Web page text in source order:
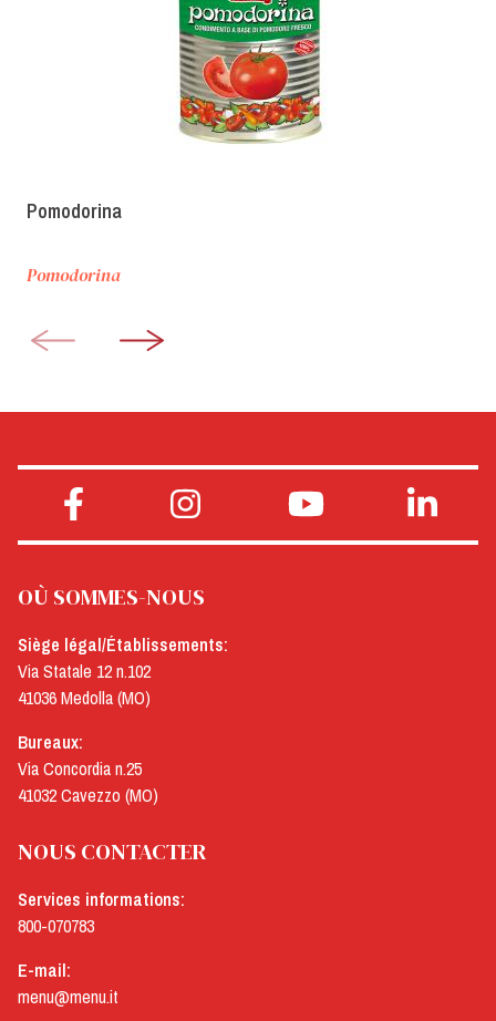
Pomodorina
Pomodorina
OÙ SOMMES-NOUS
Siège légal/Établissements:
Via Statale 12 n.102
41036 Medolla (MO)
Bureaux:
Via Concordia n.25
41032 Cavezzo (MO)
NOUS CONTACTER
Services informations:
800-070783
E-mail:
menu@menu.it